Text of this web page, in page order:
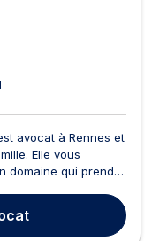
avocat à Rennes et
Elle vous
domaine qui prend
matrimonial, la